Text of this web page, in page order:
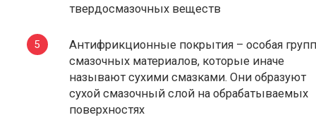
твердосмазочных веществ
Антифрикционные покрытия – особая
смазочных материалов, которые иначе
называют сухими смазками. Они образуют
сухой смазочный слой на обрабатываемых
поверхностях